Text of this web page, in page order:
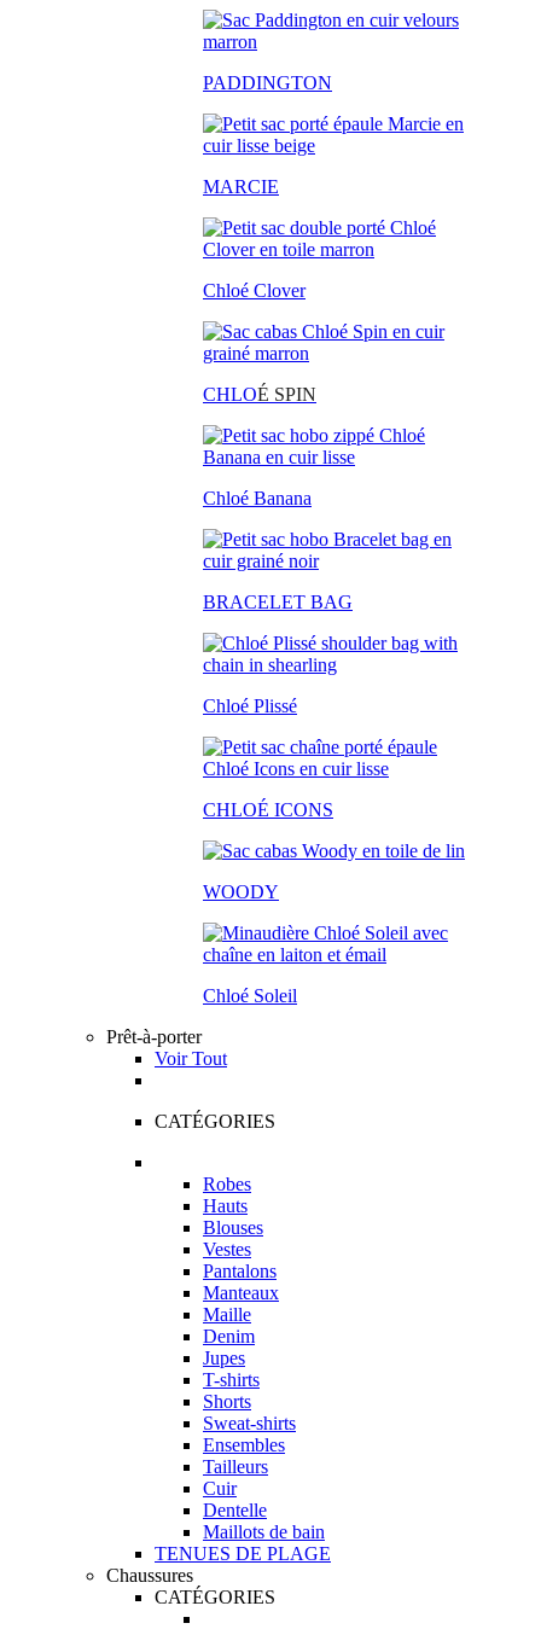
PADDINGTON
MARCIE
Chloé Clover
CHLOÉ SPIN
Chloé Banana
BRACELET BAG
Chloé Plissé
CHLOÉ ICONS
WOODY
Chloé Soleil
Prêt-à-porter
Voir Tout
CATÉGORIES
Robes
Hauts
Blouses
Vestes
Pantalons
Manteaux
Maille
Denim
Jupes
T-shirts
Shorts
Sweat-shirts
Ensembles
Tailleurs
Cuir
Dentelle
Maillots de bain
TENUES DE PLAGE
Chaussures
CATÉGORIES